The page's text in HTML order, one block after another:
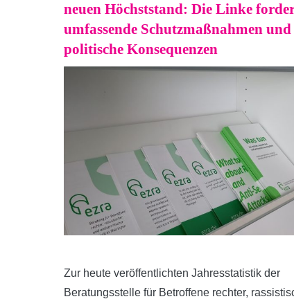
neuen Höchststand: Die Linke
umfassende Schutzmaßnahmen und
politische Konsequenzen
Zur heute veröffentlichten Jahresstatistik der
Beratungsstelle für Betroffene rechter,